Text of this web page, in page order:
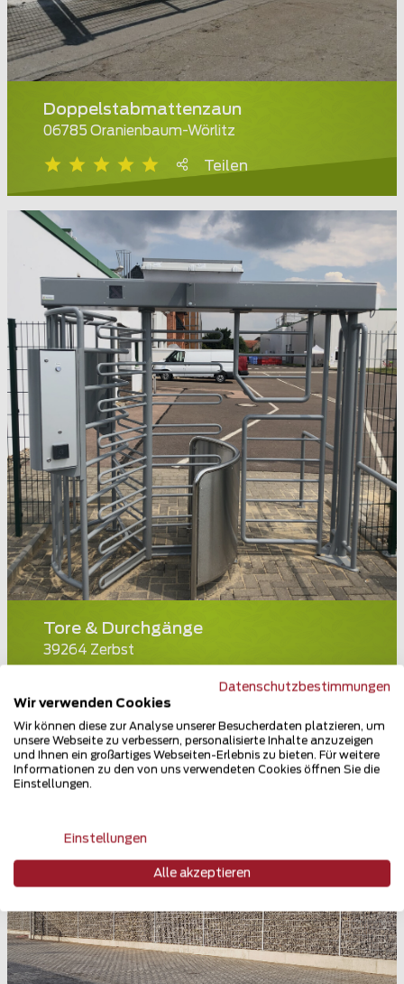
Doppelstabmattenzaun
06785 Oranienbaum-Wörlitz
Teilen
Tore & Durchgänge
39264 Zerbst
Teilen
Datenschutzbestimmungen
Wir verwenden Cookies
Wir können diese zur Analyse unserer Besucherdaten platzieren, um
unsere Webseite zu verbessern, personalisierte Inhalte anzuzeigen
und Ihnen ein großartiges Webseiten-Erlebnis zu bieten. Für weitere
Informationen zu den von uns verwendeten Cookies öffnen Sie die
Einstellungen.
Einstellungen
Alle akzeptieren